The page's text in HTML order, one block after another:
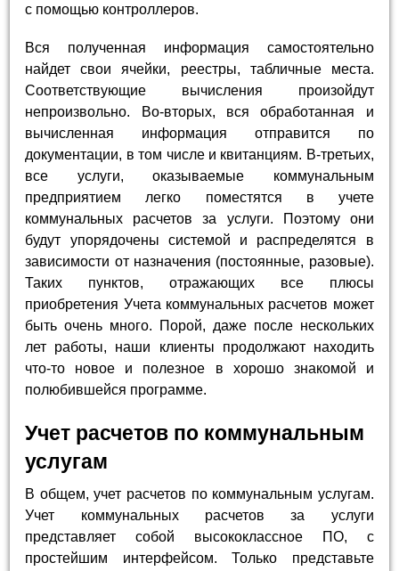
с помощью контроллеров.
Вся полученная информация самостоятельно
найдет свои ячейки, реестры, табличные места.
Соответствующие вычисления произойдут
непроизвольно. Во-вторых, вся обработанная и
вычисленная информация отправится по
документации, в том числе и квитанциям. В-третьих,
все услуги, оказываемые коммунальным
предприятием легко поместятся в учете
коммунальных расчетов за услуги. Поэтому они
будут упорядочены системой и распределятся в
зависимости от назначения (постоянные, разовые).
Таких пунктов, отражающих все плюсы
приобретения Учета коммунальных расчетов может
быть очень много. Порой, даже после нескольких
лет работы, наши клиенты продолжают находить
что-то новое и полезное в хорошо знакомой и
полюбившейся программе.
Учет расчетов по коммунальным
услугам
В общем, учет расчетов по коммунальным услугам.
Учет коммунальных расчетов за услуги
представляет собой высококлассное ПО, с
простейшим интерфейсом. Только представьте